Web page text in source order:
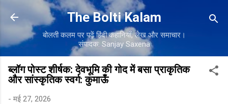
सीधे मुख्य सामग्री पर जाएं
The Bolti Kalam
बोलती कलम पर पढ़ें हिंदी कहानियाँ, लेख और समाचार।
संपादक: Sanjay Saxena
ब्लॉग पोस्ट शीर्षक: देवभूमि की गोद में बसा प्राकृतिक
और सांस्कृतिक स्वर्ग: कुमाऊँ
- मई 27, 2026